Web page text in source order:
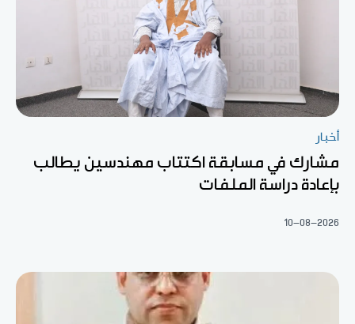
أخبار
مشارك في مسابقة اكتتاب مهندسين يطالب
بإعادة دراسة الملفات
10-08-2026